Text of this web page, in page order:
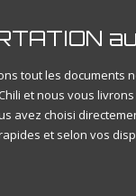
tout les documents
et nous vous
avez choisi
et selon vos